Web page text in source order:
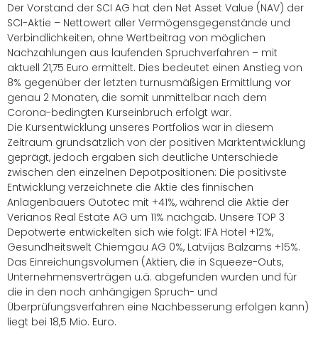
Der Vorstand der SCI AG hat den Net Asset Value (NAV) der
SCI-Aktie – Nettowert aller Vermögensgegenstände und
Verbindlichkeiten, ohne Wertbeitrag von möglichen
Nachzahlungen aus laufenden Spruchverfahren – mit
aktuell 21,75 Euro ermittelt. Dies bedeutet einen Anstieg von
8% gegenüber der letzten turnusmäßigen Ermittlung vor
genau 2 Monaten, die somit unmittelbar nach dem
Corona-bedingten Kurseinbruch erfolgt war.
Die Kursentwicklung unseres Portfolios war in diesem
Zeitraum grundsätzlich von der positiven Marktentwicklung
geprägt, jedoch ergaben sich deutliche Unterschiede
zwischen den einzelnen Depotpositionen: Die positivste
Entwicklung verzeichnete die Aktie des finnischen
Anlagenbauers Outotec mit +41%, während die Aktie der
Verianos Real Estate AG um 11% nachgab. Unsere TOP 3
Depotwerte entwickelten sich wie folgt: IFA Hotel +12%,
Gesundheitswelt Chiemgau AG 0%, Latvijas Balzams +15%.
Das Einreichungsvolumen (Aktien, die in Squeeze-Outs,
Unternehmensverträgen u.ä. abgefunden wurden und für
die in den noch anhängigen Spruch- und
Überprüfungsverfahren eine Nachbesserung erfolgen kann)
liegt bei 18,5 Mio. Euro.